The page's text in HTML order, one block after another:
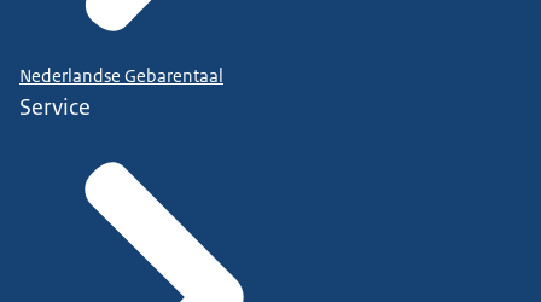
Nederlandse Gebarentaal
Service